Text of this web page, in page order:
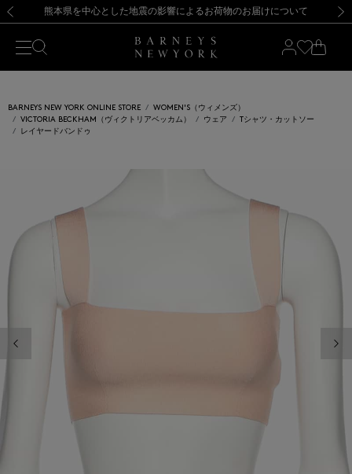
新規登録のお客様も対象！＜MY BARNEYS＞会員のお客様は11,000円（税込）以上のお買上げで常時送料無料！お買い物の際は会員登録を！
【夏季休業に伴う返品・交換承り一時停止のお知らせ】（2026.8.5）
熊本県を中心とした地震の影響によるお荷物のお届けについて
【開催中】SUMMER SALEのご案内・ご注意事項 新規登録のお客様も対象！＜MY BARNEYS＞会員のお客様は11,000円（税込）以上のお買上げで常時送料無料！お買い物の際は会員登録を！
【夏季休業に伴う返品・交換承り一時停止のお知らせ】（2026.8.5）
BARNEYS NEW YORK ONLINE STORE
WOMEN'S（ウィメンズ）
VICTORIA BECKHAM（ヴィクトリアベッカム）
ウェア
Tシャツ・カットソー
レイヤードバンドゥ